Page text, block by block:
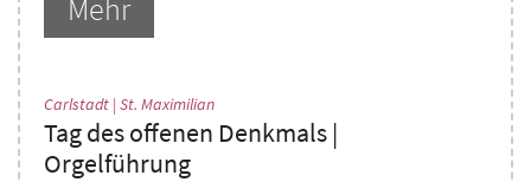
Mehr
Carlstadt | St. Maximilian:
Tag des offenen Denkmals |
Orgelführung